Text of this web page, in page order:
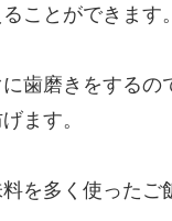
ことができます。
歯磨きをする
ます。
を多く使った